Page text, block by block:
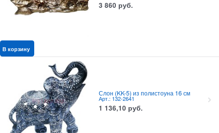
3 860 руб.
В корзину
Слон (KK-5) из полистоуна 16 см
Арт.: 132-2641
1 136,10 руб.